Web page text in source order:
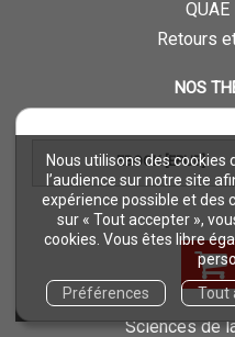
Nous utilisons des cookies
l’audience sur notre site
expérience possible et des
sur « Tout accepter »,
cookies. Vous êtes libre
Préférences
Tout
EBOOK [EPUB]
QUAE
Retours
NOS
Alimentation
Élevage et
Forêt
Milieux
Pêche - Ressources
Sciences de